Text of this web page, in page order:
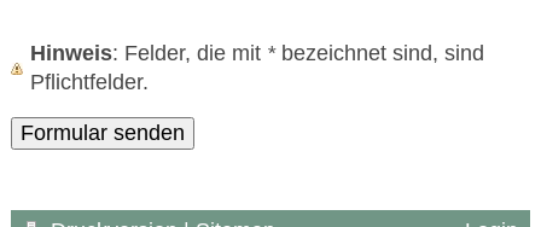
Hinweis : Felder, die mit *bezeichnet sind, sind
Pflichtfelder.